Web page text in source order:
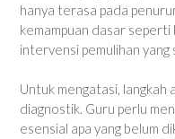
hanya terasa pada
kemampuan dasar
intervensi pemulihan yang
Untuk mengatasi, langkah
diagnostik. Guru perlu
esensial apa yang belum